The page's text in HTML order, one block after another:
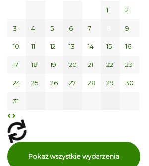
1 2
3 4 5 6 7 9
10 11 12 13 14 15 16
17 18 19 20 21 22 23
24 25 26 27 28 29 30
31
Pokaż wszystkie wydarzenia